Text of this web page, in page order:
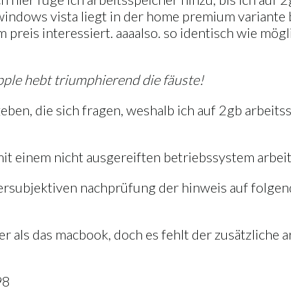
vista liegt in der home premium
preis interessiert. aaaalso. so identisch wie
hebt triumphierend die fäuste!
die sich fragen, weshalb ich auf 2gb
einem nicht ausgereiften betriebssystem
nachprüfung der hinweis auf
als das macbook, doch es fehlt der zusätzliche